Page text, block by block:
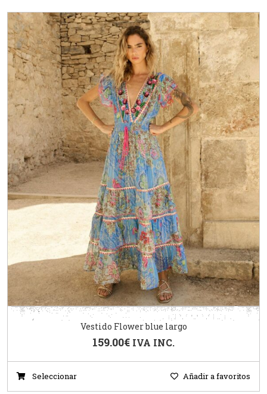
Vestido Flower blue largo
159.00€ IVA INC.
Seleccionar Añadir a favoritos